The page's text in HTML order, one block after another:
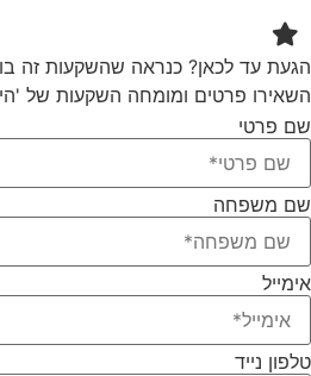
הגעת עד לכאן? כנראה שהשקעות זה
השאירו פרטים ומומחה השקעות של
שם פרטי
שם משפחה
אימייל
טלפון נייד